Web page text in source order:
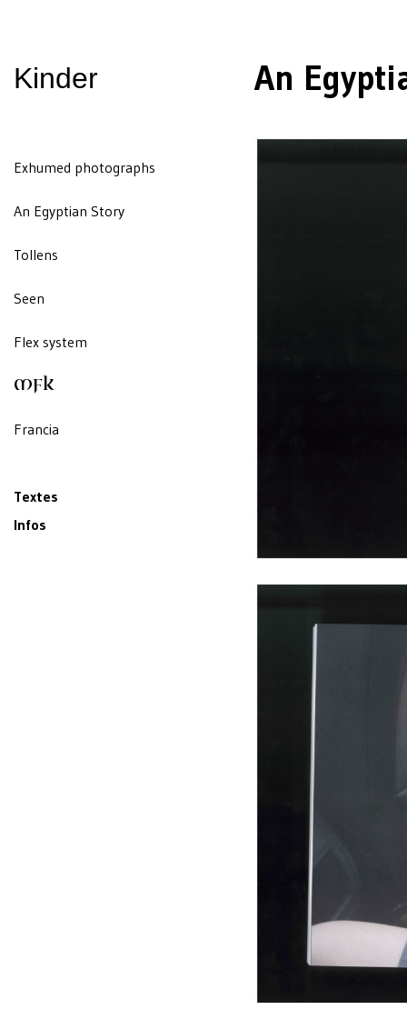
Kinder
Exhumed photographs
An Egyptian Story
Tollens
Seen
Flex system
MFK
Francia
Textes
Infos
An